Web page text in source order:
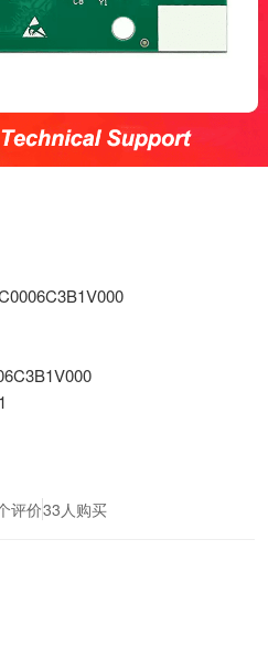
评价33人购买